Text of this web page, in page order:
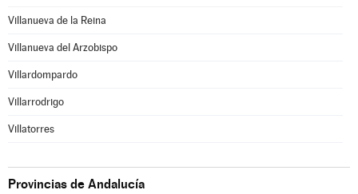
Villanueva de la Reina
Villanueva del Arzobispo
Villardompardo
Villarrodrigo
Villatorres
Provincias de Andalucía